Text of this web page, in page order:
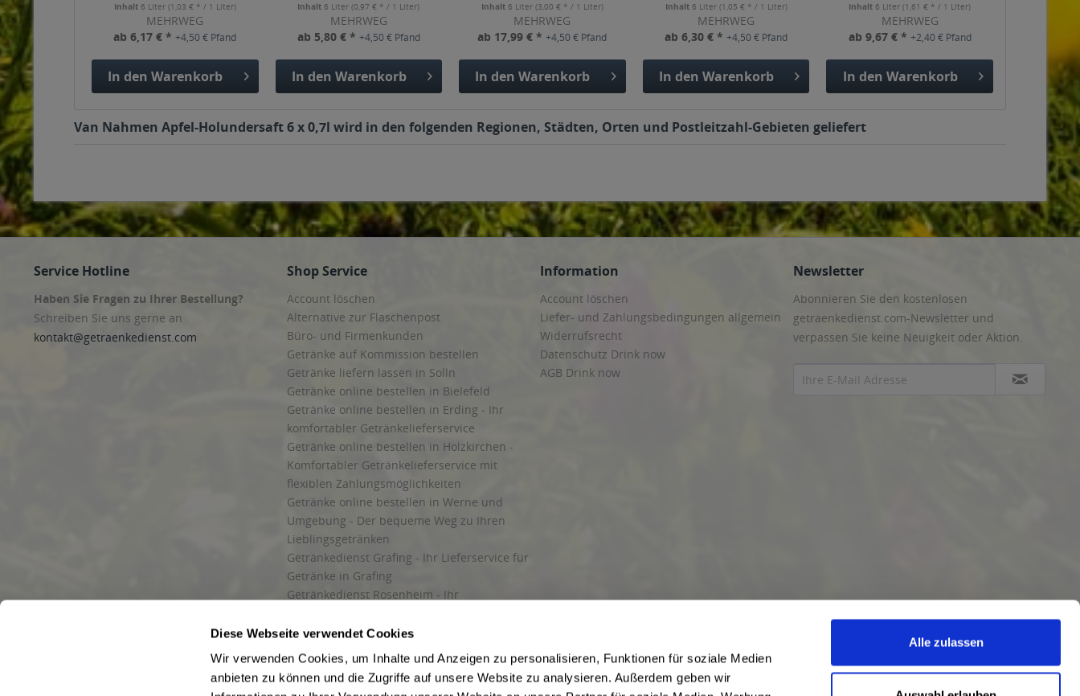
Diese Webseite verwendet Cookies
Wir verwenden Cookies, um Inhalte und Anzeigen zu personalisieren, Funktionen für soziale Medien
anbieten zu können und die Zugriffe auf unsere Website zu analysieren. Außerdem geben wir
Alle zulassen
Inhalt 6 Liter (1,03 € * / 1 Liter)
MEHRWEG
ab 6,17 € *+4,50 € Pfand
In den Warenkorb
Inhalt 6 Liter(0,97 € * / 1 Liter)
MEHRWEG
ab 5,80 € * +4,50 € Pfand
In den Warenkorb
Inhalt 6 Liter (3,00 € * / 1 Liter)
MEHRWEG
ab 17,99 € *+4,50 € Pfand
In den Warenkorb
Inhalt 6 Liter (1,05 € * / 1 Liter)
MEHRWEG
ab 6,30 € *+4,50 € Pfand
In den Warenkorb
Inhalt 6 Liter(1,61 € * / 1 Liter)
MEHRWEG
ab 9,67 € * +2,40 € Pfand
In den Warenkorb
Van Nahmen Apfel-Holundersaft 6 x 0,7l wird in den folgenden Regionen, Städten, Orten und Postleitzahl-Gebieten geliefert
Service Hotline
Haben Sie Fragen zu Ihrer Bestellung?
Schreiben Sie uns gerne an
kontakt@getraenkedienst.com
Shop Service
Account löschen
Alternative zur Flaschenpost
Büro- und Firmenkunden
Getränke auf Kommission bestellen
Getränke liefern lassen in Solln
Getränke online bestellen in Bielefeld
Getränke online bestellen in Erding - Ihr
komfortabler Getränkelieferservice
Getränke online bestellen in Holzkirchen -
Komfortabler Getränkelieferservice mit
flexiblen Zahlungsmöglichkeiten
Getränke online bestellen in Werne und
Umgebung - Der bequeme Weg zu Ihren
Lieblingsgetränken
Getränkedienst Grafing - Ihr Lieferservice für
Getränke in Grafing
Getränkedienst Rosenheim - Ihr
und Umgebung
Liefergebiet
Lieferservice für Getränke
Information
Account löschen
Liefer- und Zahlungsbedingungen allgemein
Widerrufsrecht
Datenschutz Drink now
AGB Drink now
Newsletter
Abonnieren Sie den kostenlosen
getraenkedienst.com-Newsletter und
verpassen Sie keine Neuigkeit oder Aktion.